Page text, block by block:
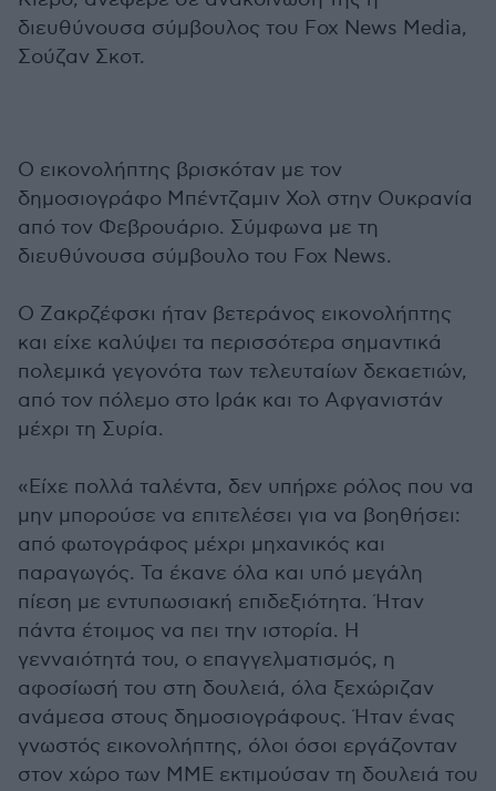
διευθύνουσα σύμβουλος του Fox News Media,
Σούζαν Σκοτ.
Ο εικονολήπτης βρισκόταν με τον
δημοσιογράφο Μπέντζαμιν Χολ στην Ουκρανία
από τον Φεβρουάριο. Σύμφωνα με τη
διευθύνουσα σύμβουλο του Fox News.
Ο Ζακρζέφσκι ήταν βετεράνος εικονολήπτης
και είχε καλύψει τα περισσότερα σημαντικά
πολεμικά γεγονότα των τελευταίων δεκαετιών,
από τον πόλεμο στο Ιράκ και το Αφγανιστάν
μέχρι τη Συρία.
«Είχε πολλά ταλέντα, δεν υπήρχε ρόλος που να
μην μπορούσε να επιτελέσει για να βοηθήσει:
από φωτογράφος μέχρι μηχανικός και
παραγωγός. Τα έκανε όλα και υπό μεγάλη
πίεση με εντυπωσιακή επιδεξιότητα. Ήταν
πάντα έτοιμος να πει την ιστορία. Η
γενναιότητά του, ο επαγγελματισμός, η
αφοσίωσή του στη δουλειά, όλα ξεχώριζαν
ανάμεσα στους δημοσιογράφους. Ήταν ένας
γνωστός εικονολήπτης, όλοι όσοι εργάζονταν
στον χώρο των ΜΜΕ εκτιμούσαν τη δουλειά του